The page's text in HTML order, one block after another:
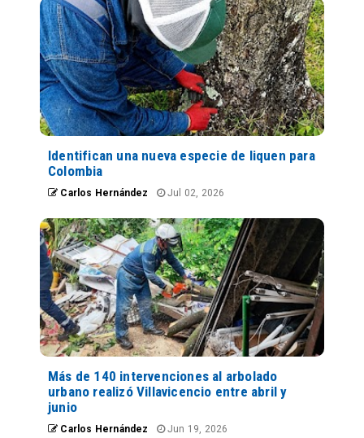
Identifican una nueva especie de liquen para
Colombia
Carlos Hernández Jul 02, 2026
Más de 140 intervenciones al arbolado
urbano realizó Villavicencio entre abril y
junio
Carlos Hernández Jun 19, 2026